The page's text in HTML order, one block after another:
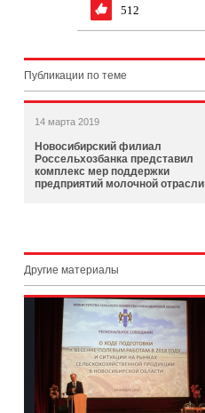
512
Публикации по теме
14 марта 2019
Новосибирский филиал
Россельхозбанка представил
комплекс мер поддержки
предприятий молочной отрасли
Другие материалы